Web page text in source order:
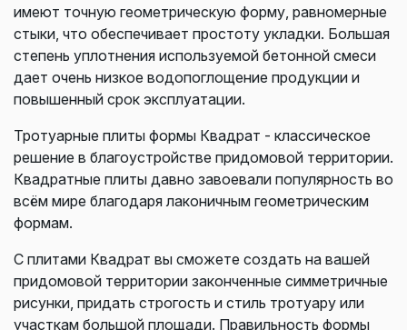
имеют точную геометрическую форму, равномерные
стыки, что обеспечивает простоту укладки. Большая
степень уплотнения используемой бетонной смеси
дает очень низкое водопоглощение продукции и
повышенный срок эксплуатации.
Тротуарные плиты формы Квадрат - классическое
решение в благоустройстве придомовой территории.
Квадратные плиты давно завоевали популярность во
всём мире благодаря лаконичным геометрическим
формам.
С плитами Квадрат вы сможете создать на вашей
придомовой территории законченные симметричные
рисунки, придать строгость и стиль тротуару или
участкам большой площади. Правильность формы